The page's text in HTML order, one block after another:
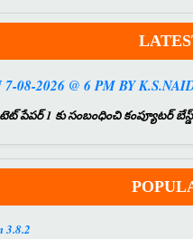
08-2026 @ 6 PM BY
టెట్ పేపర్ 1 కు సంబంధించి కంప్యూటర్
3.8.2